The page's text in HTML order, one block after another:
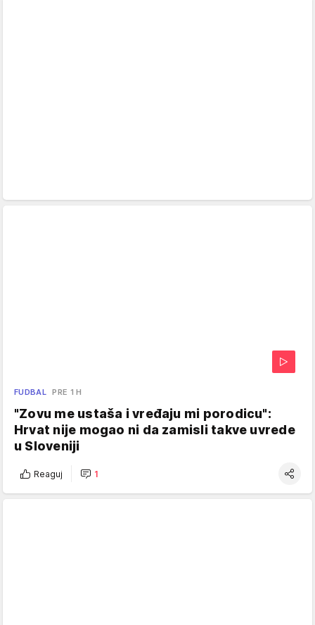
FUDBAL PRE 1 H
"Zovu me ustaša i vređaju mi porodicu":
Hrvat nije mogao ni da zamisli takve uvrede
u Sloveniji
Reaguj 1